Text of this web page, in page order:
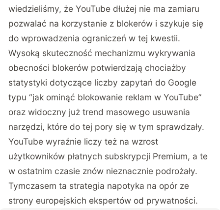
wiedzieliśmy, że YouTube dłużej nie ma zamiaru
pozwalać na korzystanie z blokerów i szykuje się
do wprowadzenia ograniczeń w tej kwestii.
Wysoką skuteczność mechanizmu wykrywania
obecności blokerów potwierdzają chociażby
statystyki dotyczące liczby zapytań do Google
typu “jak ominąć blokowanie reklam w YouTube”
oraz widoczny już trend masowego usuwania
narzędzi, które do tej pory się w tym sprawdzały.
YouTube wyraźnie liczy też na wzrost
użytkowników płatnych subskrypcji Premium, a te
w ostatnim czasie znów nieznacznie podrożały.
Tymczasem ta strategia napotyka na opór ze
strony europejskich ekspertów od prywatności.